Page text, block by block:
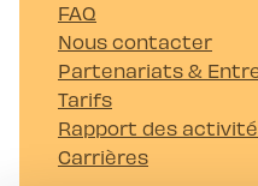
FAQ
Nous contacter
Partenariats &
Tarifs
Rapport des
Carrières